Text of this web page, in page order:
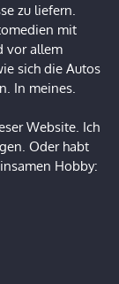
zu liefern.
mit
vor allem
sich die Autos
In meines.
Website. Ich
Oder habt
Hobby: